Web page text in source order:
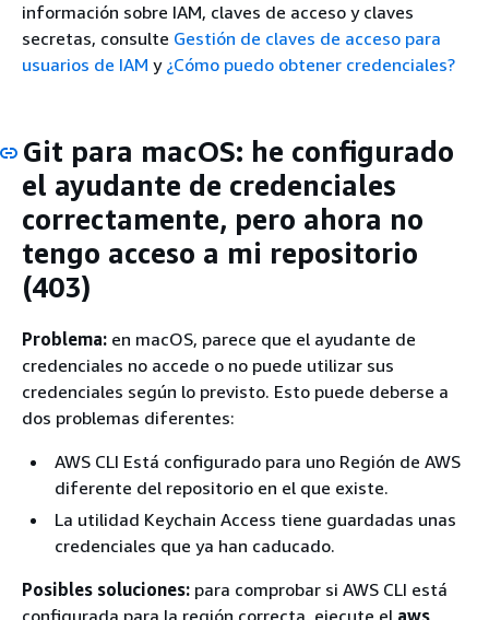
información sobre IAM, claves de acceso y claves
secretas, consulte Gestión de claves de acceso para
usuarios de IAM y ¿Cómo puedo obtener credenciales?
Git para macOS: he configurado
el ayudante de credenciales
correctamente, pero ahora no
tengo acceso a mi repositorio
(403)
Problema: en macOS, parece que el ayudante de
credenciales no accede o no puede utilizar sus
credenciales según lo previsto. Esto puede deberse a
dos problemas diferentes:
AWS CLI Está configurado para uno Región de AWS
diferente del repositorio en el que existe.
La utilidad Keychain Access tiene guardadas unas
credenciales que ya han caducado.
Posibles soluciones: para comprobar si AWS CLI está
configurada para la región correcta, ejecute el aws